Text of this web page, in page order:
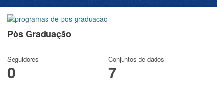
Pós Graduação
Seguidores
0
Conjuntos de dados
7